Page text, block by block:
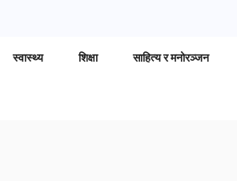
स्वास्थ्य शिक्षा साहित्य र मनोरञ्जन